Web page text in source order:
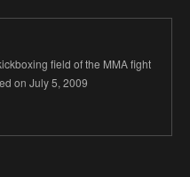
field of the MMA fight
on July 5, 2009